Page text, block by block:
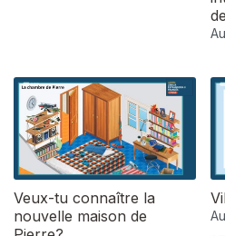
Veux-tu connaître la
nouvelle maison de